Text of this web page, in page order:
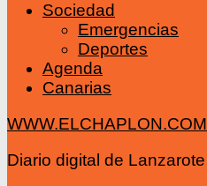
Sociedad
Emergencias
Deportes
Agenda
Canarias
WWW.ELCHAPLON.COM
Diario digital de Lanzarote